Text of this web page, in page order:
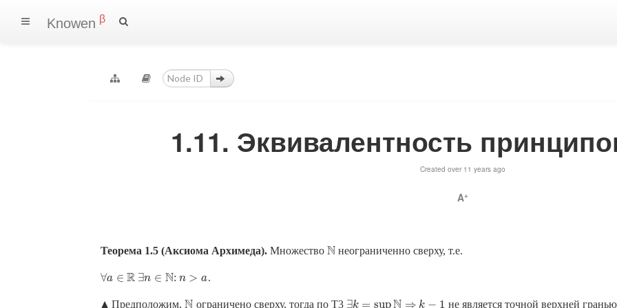
Knowen β
1.11. Эквивалентность
Created over 11 years ago
A+
Теорема 1.5 (Аксиома Архимеда).Множество N
N неограниченно сверху, т.е.
∀a ∈ R ∃n ∈ N: n > a
∀a∈R ∃n∈ N :n> a .
▴ Предположим,N ограничено сверху, тогда по Т3 ∃k = sup ⇒
∃k=supN⇒ k − 1
k−1 не является точной верхней